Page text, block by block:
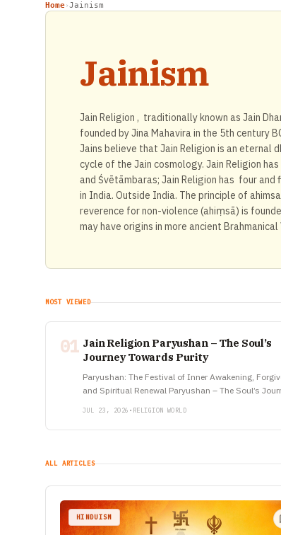
Home›Jainism
Jainism
Jain Religion , traditionally known as Jain
founded by Jina Mahavira in the 5th century
Jains believe that Jain Religion is an eternal
cycle of the Jain cosmology. Jain Religion
and Śvētāmbaras; Jain Religion has four
in India. Outside India. The principle of
reverence for non-violence (ahiṃsā) is
may have origins in more ancient
MOST VIEWED
01 Jain Religion Paryushan – The Soul’s
Journey Towards Purity
Paryushan: The Festival of Inner Awakening,
and Spiritual Renewal Paryushan – The Soul’s
JUL 23, 2026 • RELIGION WORLD
ALL ARTICLES
HINDUISM